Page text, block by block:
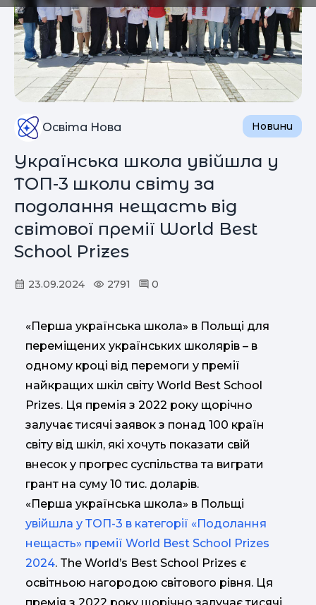
Освіта Нова Новини
Українська школа увійшла у
ТОП-3 школи світу за
подолання нещасть від
світової премії World Best
School Prizes
23.09.2024 2791 0
«Перша українська школа» в Польщі для
переміщених українських школярів – в
одному кроці від перемоги у премії
найкращих шкіл світу World Best School
Prizes. Ця премія з 2022 року щорічно
залучає тисячі заявок з понад 100 країн
світу від шкіл, які хочуть показати свій
внесок у прогрес суспільства та виграти
грант на суму 10 тис. доларів.
«Перша українська школа» в Польщі
увійшла у ТОП-3 в категорії «Подолання
нещасть» премії World Best School Prizes
2024. The World’s Best School Prizes є
освітньою нагородою світового рівня. Ця